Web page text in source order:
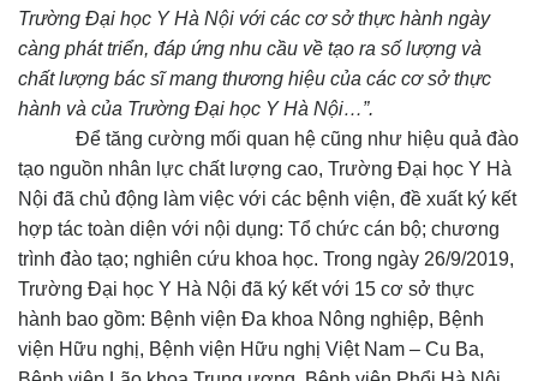
Trường Đại học Y Hà Nội với các cơ sở thực hành ngày
càng phát triển, đáp ứng nhu cầu về tạo ra số lượng và
chất lượng bác sĩ mang thương hiệu của các cơ sở thực
hành và của Trường Đại học Y Hà Nội…”.
Để tăng cường mối quan hệ cũng như hiệu quả đào
tạo nguồn nhân lực chất lượng cao, Trường Đại học Y Hà
Nội đã chủ động làm việc với các bệnh viện, đề xuất ký kết
hợp tác toàn diện với nội dụng: Tổ chức cán bộ; chương
trình đào tạo; nghiên cứu khoa học. Trong ngày 26/9/2019,
Trường Đại học Y Hà Nội đã ký kết với 15 cơ sở thực
hành bao gồm: Bệnh viện Đa khoa Nông nghiệp, Bệnh
viện Hữu nghị, Bệnh viện Hữu nghị Việt Nam – Cu Ba,